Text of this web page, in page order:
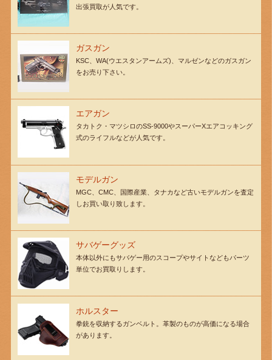
出張買取が人気です。
ガスガン
KSC、WA(ウエスタンアームズ)、マルゼンなどのガスガン
をお売り下さい。
エアガン
タカトク・マツシロのSS-9000やスーパーXエアコッキング
式のライフルなどが人気です。
モデルガン
MGC、CMC、国際産業、タナカなど古いモデルガンを査定
しお買い取り致します。
サバゲーグッズ
本体以外にもサバゲー用のスコープやサイトなどもパーツ
単位でお買取りします。
ホルスター
拳銃を収納するガンベルト。革製のものが高価になる場合
があります。